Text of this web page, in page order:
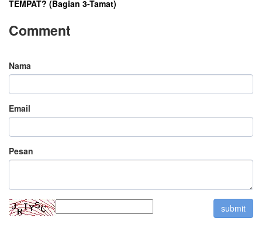
TEMPAT? (Bagian 3-Tamat)
Comment
Nama
Email
Pesan